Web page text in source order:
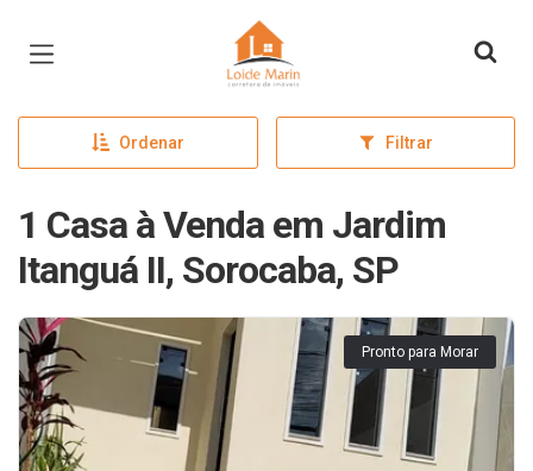
Página inicial
Ordenar Filtrar
1 Casa à Venda em Jardim
Itanguá II, Sorocaba, SP
Pronto para Morar